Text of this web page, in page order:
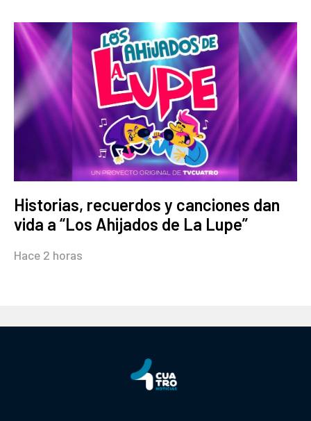
Historias, recuerdos y canciones dan
vida a “Los Ahijados de La Lupe”
Hace 2 horas